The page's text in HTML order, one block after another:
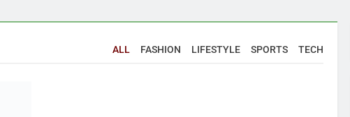
ALL FASHION LIFESTYLE SPORTS TECH